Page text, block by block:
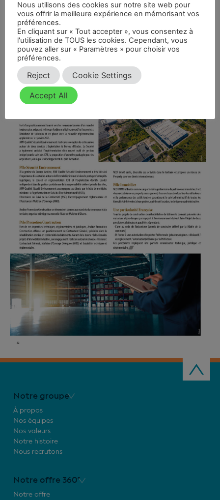
Notre groupe
À propos
Nos équipes
Nos valeurs
Notre histoire
Nous recrutons
Notre offre 360°
Notre offre
Nous utilisons des cookies sur notre site web pour
vous offrir la meilleure expérience en mémorisant vos
préférences.
En cliquant sur « Tout accepter », vous consentez à
l'utilisation de TOUS les cookies. Cependant, vous
pouvez aller sur « Paramètres » pour choisir vos
préférences.
Reject Cookie Settings
Accept All